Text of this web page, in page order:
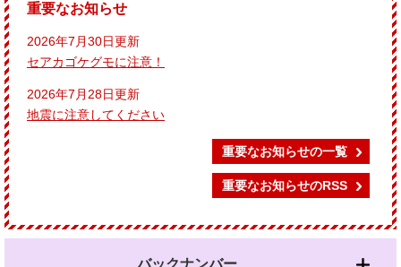
重要なお知らせ
2026年7月30日更新
セアカゴケグモに注意！
2026年7月28日更新
地震に注意してください
重要なお知らせの一覧
重要なお知らせのRSS